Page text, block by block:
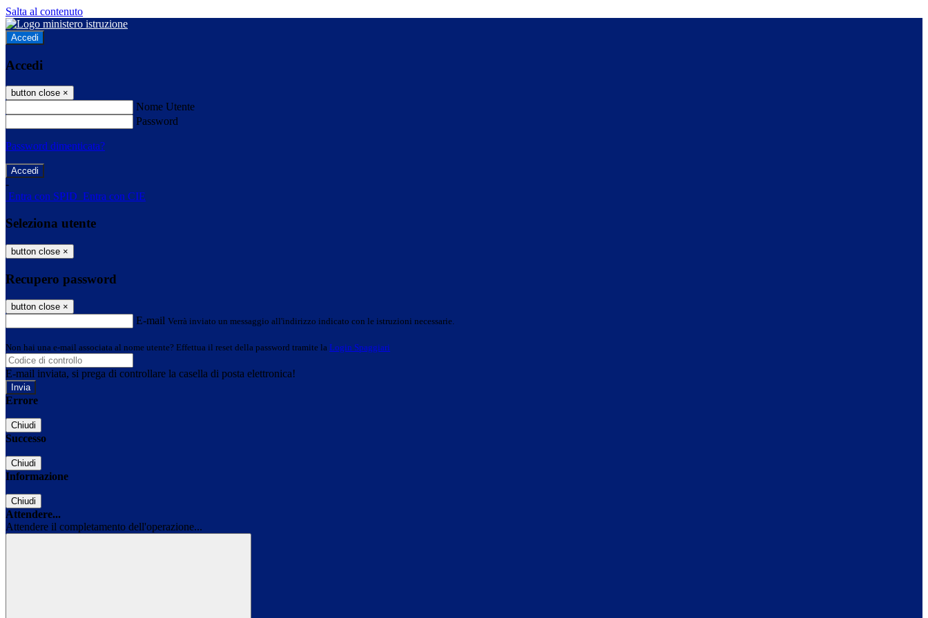
Salta al contenuto
Accedi
Accedi
button close ×
Nome Utente
Password
Password dimenticata?
-
Entra con SPID Entra con CIE
Seleziona utente
button close ×
Recupero password
button close ×
E-mail Verrà inviato un messaggio all'indirizzo indicato con le istruzioni necessarie.
Non hai una e-mail associata al nome utente? Effettua il reset della password tramite la Login Spaggiari
E-mail inviata, si prega di controllare la casella di posta elettronica!
Errore
Chiudi
Successo
Chiudi
Informazione
Chiudi
Attendere...
Attendere il completamento dell'operazione...